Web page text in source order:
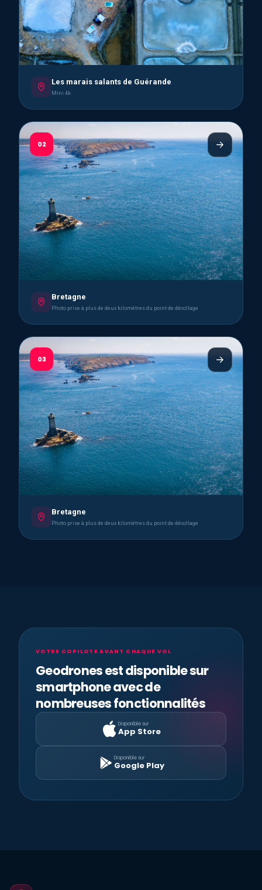
Les marais salants de Guérande
Mini 4k
02
Bretagne
Photo prise à plus de deux kilomètres du point de décollage
03
Bretagne
Photo prise à plus de deux kilomètres du point de décollage
VOTRE COPILOTE AVANT CHAQUE VOL
Geodrones est disponible sur
smartphone avec de
nombreuses fonctionnalités
Disponible sur
App Store
Disponible sur
Google Play